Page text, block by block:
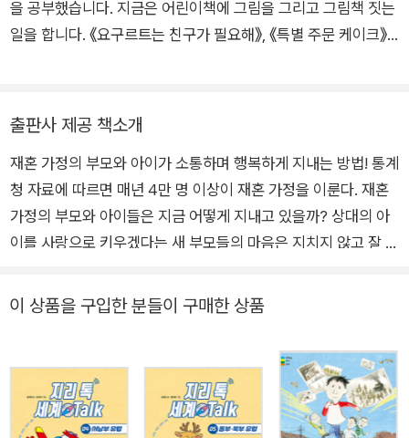
을 공부했습니다. 지금은 어린이책에 그림을 그리고 그림책 짓는
일을 합니다. 《요구르트는 친구가 필요해》, 《특별 주문 케이크》,
퍼의 비밀》, 《엄마의 결혼식》, 《슬픈 노벨상》 등 여러 책에 그림
출판사 제공 책소개
재혼 가정의 부모와 아이가 소통하며 행복하게 지내는 방법! 통계
청 자료에 따르면 매년 4만 명 이상이 재혼 가정을 이룬다. 재혼
가정의 부모와 아이들은 지금 어떻게 지내고 있을까? 상대의 아
이를 사랑으로 키우겠다는 새 부모들의 마음은 지치지 않고 잘 있
안정이 되었을까? 어른이나 아이나 새로운 환경에 잘 적응해야
의 결혼식』에 나오는 다온이 엄마와 민혁이 아빠이다. 각자 아이
가 있는 상태에서 재혼하는 다온이 엄마와 민혁이 아빠는 ‘어
른’이기 때문에 아이들을 ‘어떻게’하려고 하지 않는다. 어른이기
이 상품을 구입한 분들이 구매한 상품